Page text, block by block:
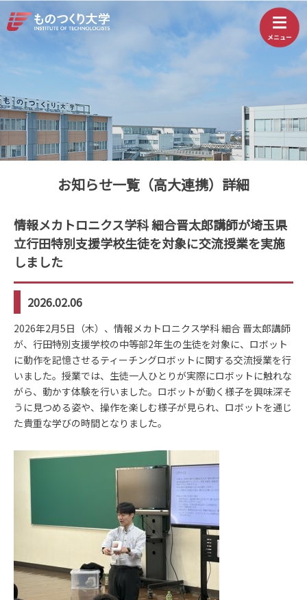
お知らせ一覧（高大連携）詳細
情報メカトロニクス学科 細合晋太郎講師が埼玉県
立行田特別支援学校生徒を対象に交流授業を実施
しました
2026.02.06
2026年2月5日（木）、情報メカトロニクス学科 細合 晋太郎講師
が、行田特別支援学校の中等部2年生の生徒を対象に、ロボット
に動作を記憶させるティーチングロボットに関する交流授業を行
いました。授業では、生徒一人ひとりが実際にロボットに触れな
がら、動かす体験を行いました。ロボットが動く様子を興味深そ
うに見つめる姿や、操作を楽しむ様子が見られ、ロボットを通じ
た貴重な学びの時間となりました。